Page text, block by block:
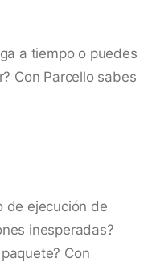
a tiempo o puedes
Con Parcello sabes
de ejecución de
inesperadas?
Con